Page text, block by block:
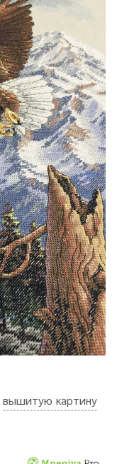
вышитую картину